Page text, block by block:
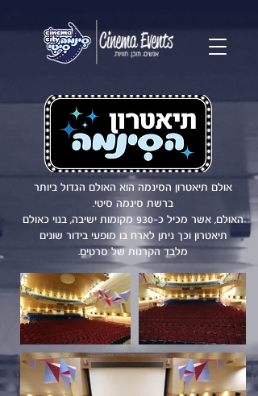
אולם תיאטרון הסינמה הוא האולם הגדול ביותר
ברשת סינמה סיטי.
האולם, אשר מכיל כ-930 מקומות ישיבה, בנוי כאולם
תיאטרון וכך ניתן לארח בו מופעי בידור שונים
מלבד הקרנות של סרטים.